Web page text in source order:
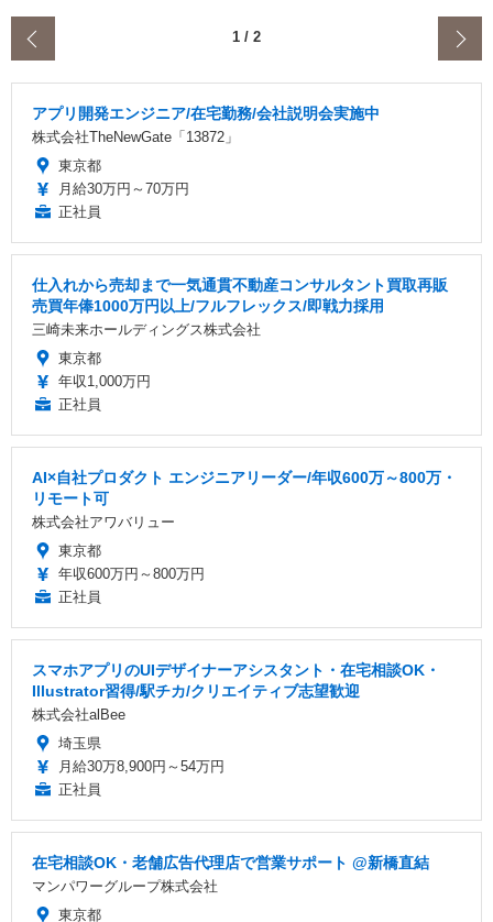
1 / 2
アプリ開発エンジニア/在宅勤務/会社説明会実施中
株式会社TheNewGate「13872」
東京都
月給30万円～70万円
正社員
仕入れから売却まで一気通貫不動産コンサルタント買取再販
売買年俸1000万円以上/フルフレックス/即戦力採用
三崎未来ホールディングス株式会社
東京都
年収1,000万円
正社員
AI×自社プロダクト エンジニアリーダー/年収600万～800万・
リモート可
株式会社アワバリュー
東京都
年収600万円～800万円
正社員
スマホアプリのUIデザイナーアシスタント・在宅相談OK・
Illustrator習得/駅チカ/クリエイティブ志望歓迎
株式会社alBee
埼玉県
月給30万8,900円～54万円
正社員
在宅相談OK・老舗広告代理店で営業サポート @新橋直結
マンパワーグループ株式会社
東京都